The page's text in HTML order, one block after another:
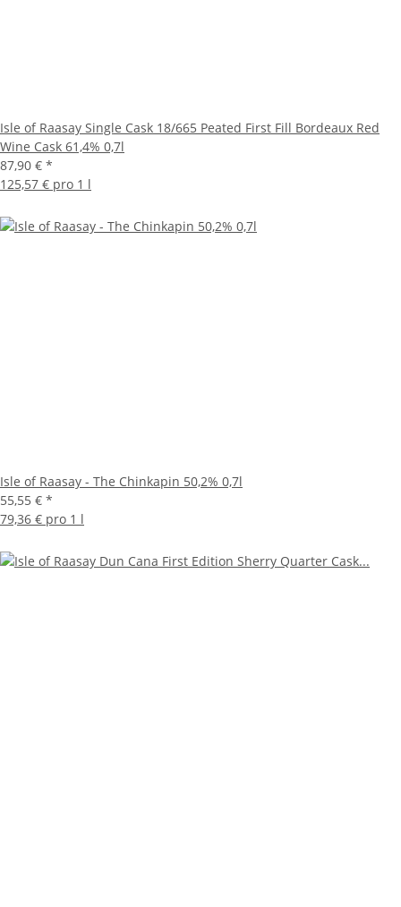
Isle of Raasay Single Cask 18/665 Peated First Fill Bordeaux Red
Wine Cask 61,4% 0,7l
87,90 € *
125,57 € pro 1 l
Isle of Raasay - The Chinkapin 50,2% 0,7l
55,55 € *
79,36 € pro 1 l